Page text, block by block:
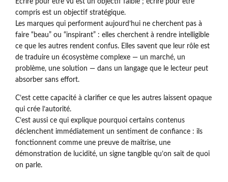
Écrire pour être vu est un objectif faible ; écrire pour être
compris est un objectif stratégique.
Les marques qui performent aujourd’hui ne cherchent pas à
faire “beau” ou “inspirant” : elles cherchent à rendre intelligible
ce que les autres rendent confus. Elles savent que leur rôle est
de traduire un écosystème complexe — un marché, un
problème, une solution — dans un langage que le lecteur peut
absorber sans effort.
C’est cette capacité à clarifier ce que les autres laissent opaque
qui crée l’autorité.
C’est aussi ce qui explique pourquoi certains contenus
déclenchent immédiatement un sentiment de confiance : ils
fonctionnent comme une preuve de maîtrise, une
démonstration de lucidité, un signe tangible qu’on sait de quoi
on parle.